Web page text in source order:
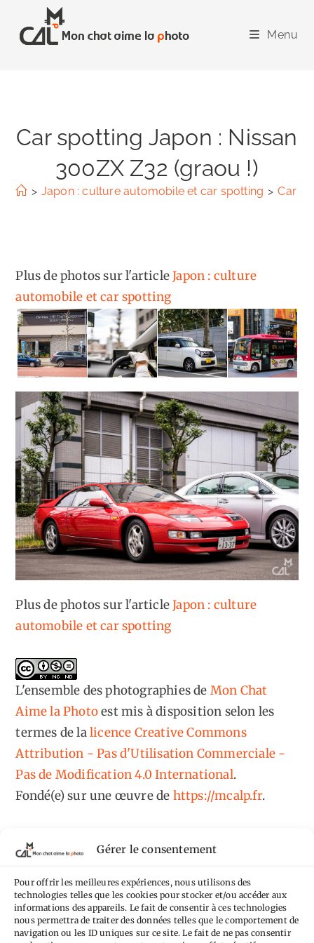
Gérer le consentement
Pour offrir les meilleures expériences, nous utilisons des
technologies telles que les cookies pour stocker et/ou accéder aux
informations des appareils. Le fait de consentir à ces technologies
nous permettra de traiter des données telles que le comportement de
navigation ou les ID uniques sur ce site. Le fait de ne pas consentir
content
Menu
Car spotting Japon : Nissan
300ZX Z32 (graou !)
> Japon : culture automobile et car spotting > Car
Plus de photos sur l'articleJapon : culture
automobile et car spotting
Plus de photos sur l'articleJapon : culture
automobile et car spotting
L'ensemble des photographiesde Mon Chat
Aime la Photoest mis à disposition selon les
termes de lalicence Creative Commons
Attribution - Pas d'Utilisation Commerciale -
Pas de Modification 4.0 International.
Fondé(e) sur une œuvre de https://mcalp.fr.
Tags
AilleursAimez-vous bordelAllemagne Andorre